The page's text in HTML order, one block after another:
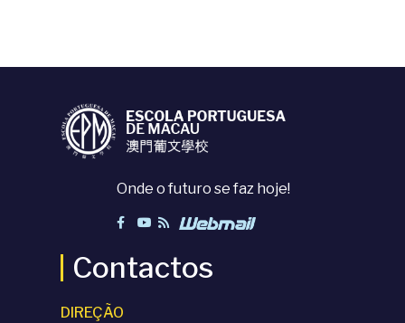
Onde o futuro se faz hoje!
Contactos
DIREÇÃO